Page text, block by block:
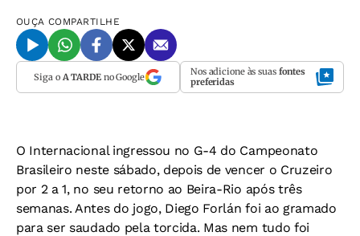
OUÇA COMPARTILHE
Siga o A TARDEno Google Nos adicione às suas fontes
preferidas
O Internacional ingressou no G-4 do Campeonato
Brasileiro neste sábado, depois de vencer o Cruzeiro
por 2 a 1, no seu retorno ao Beira-Rio após três
semanas. Antes do jogo, Diego Forlán foi ao gramado
para ser saudado pela torcida. Mas nem tudo foi